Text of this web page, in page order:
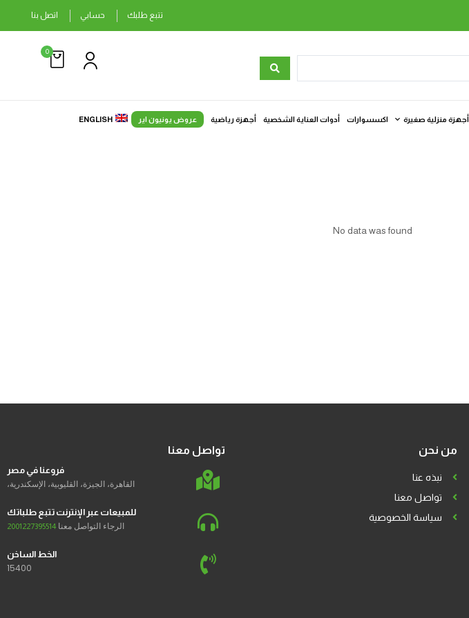
تتبع طلبك حسابي اتصل بنا
0
أجهزة منزلية صغيرة اكسسوارات أدوات العناية الشخصية أجهزة رياضية عروض يونيون اير ENGLISH
No data was found
من نحن
نبذه عنا
تواصل معنا
سياسة الخصوصية
تواصل معنا
فروعنا في مصر
القاهرة، الجيزة، القليوبية، الإسكندرية،
للمبيعات عبر الإنترنت تتبع طلباتك
الرجاء التواصل معنا 2001227395514
الخط الساخن
15400